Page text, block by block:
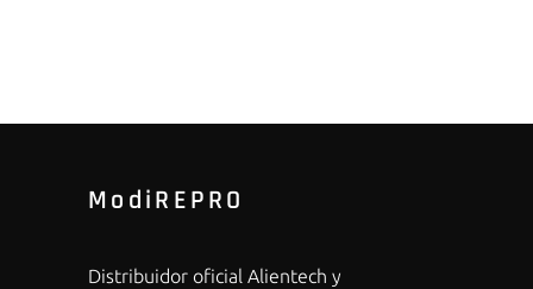
ModiREPRO
Distribuidor oficial Alientech y